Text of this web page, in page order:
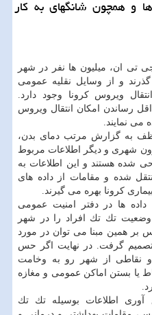
و همچون شانگهای به كار
تی ان، میلیون ها نفر در شهر
و از وسایل نقلیه عمومی
ویروس كرونا وجود دارد.
رساندن امكان انتقال ویروس
می نمایند.
به گزارش مرتب دمای بدن،
شهری و دیگر اطلاعات مربوط
شده هستند و این اطلاعات به
شده و مقامات از داده های
كرونا بهره می گیرند.
ها در دفتر امنیت عمومی
وضعیت تك تك افراد را در شهر
بر همین مبنا می توان در مورد
گرفت. در نهایت اگر حس
نقاطی از شهر رو به وخامت
یا بستن اماكن عمومی و مغازه
آوری اطلاعات بوسیله تك تك